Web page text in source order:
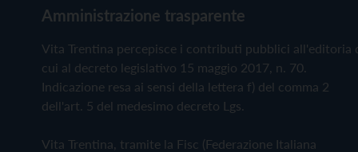
Amministrazione trasparente
Vita Trentina percepisce i contributi pubblici all'editoria
cui al decreto legislativo 15 maggio 2017, n. 70.
Indicazione resa ai sensi della lettera f) del comma 2
dell'art. 5 del medesimo decreto Lgs.
Vita Trentina, tramite la Fisc (Federazione Italiana